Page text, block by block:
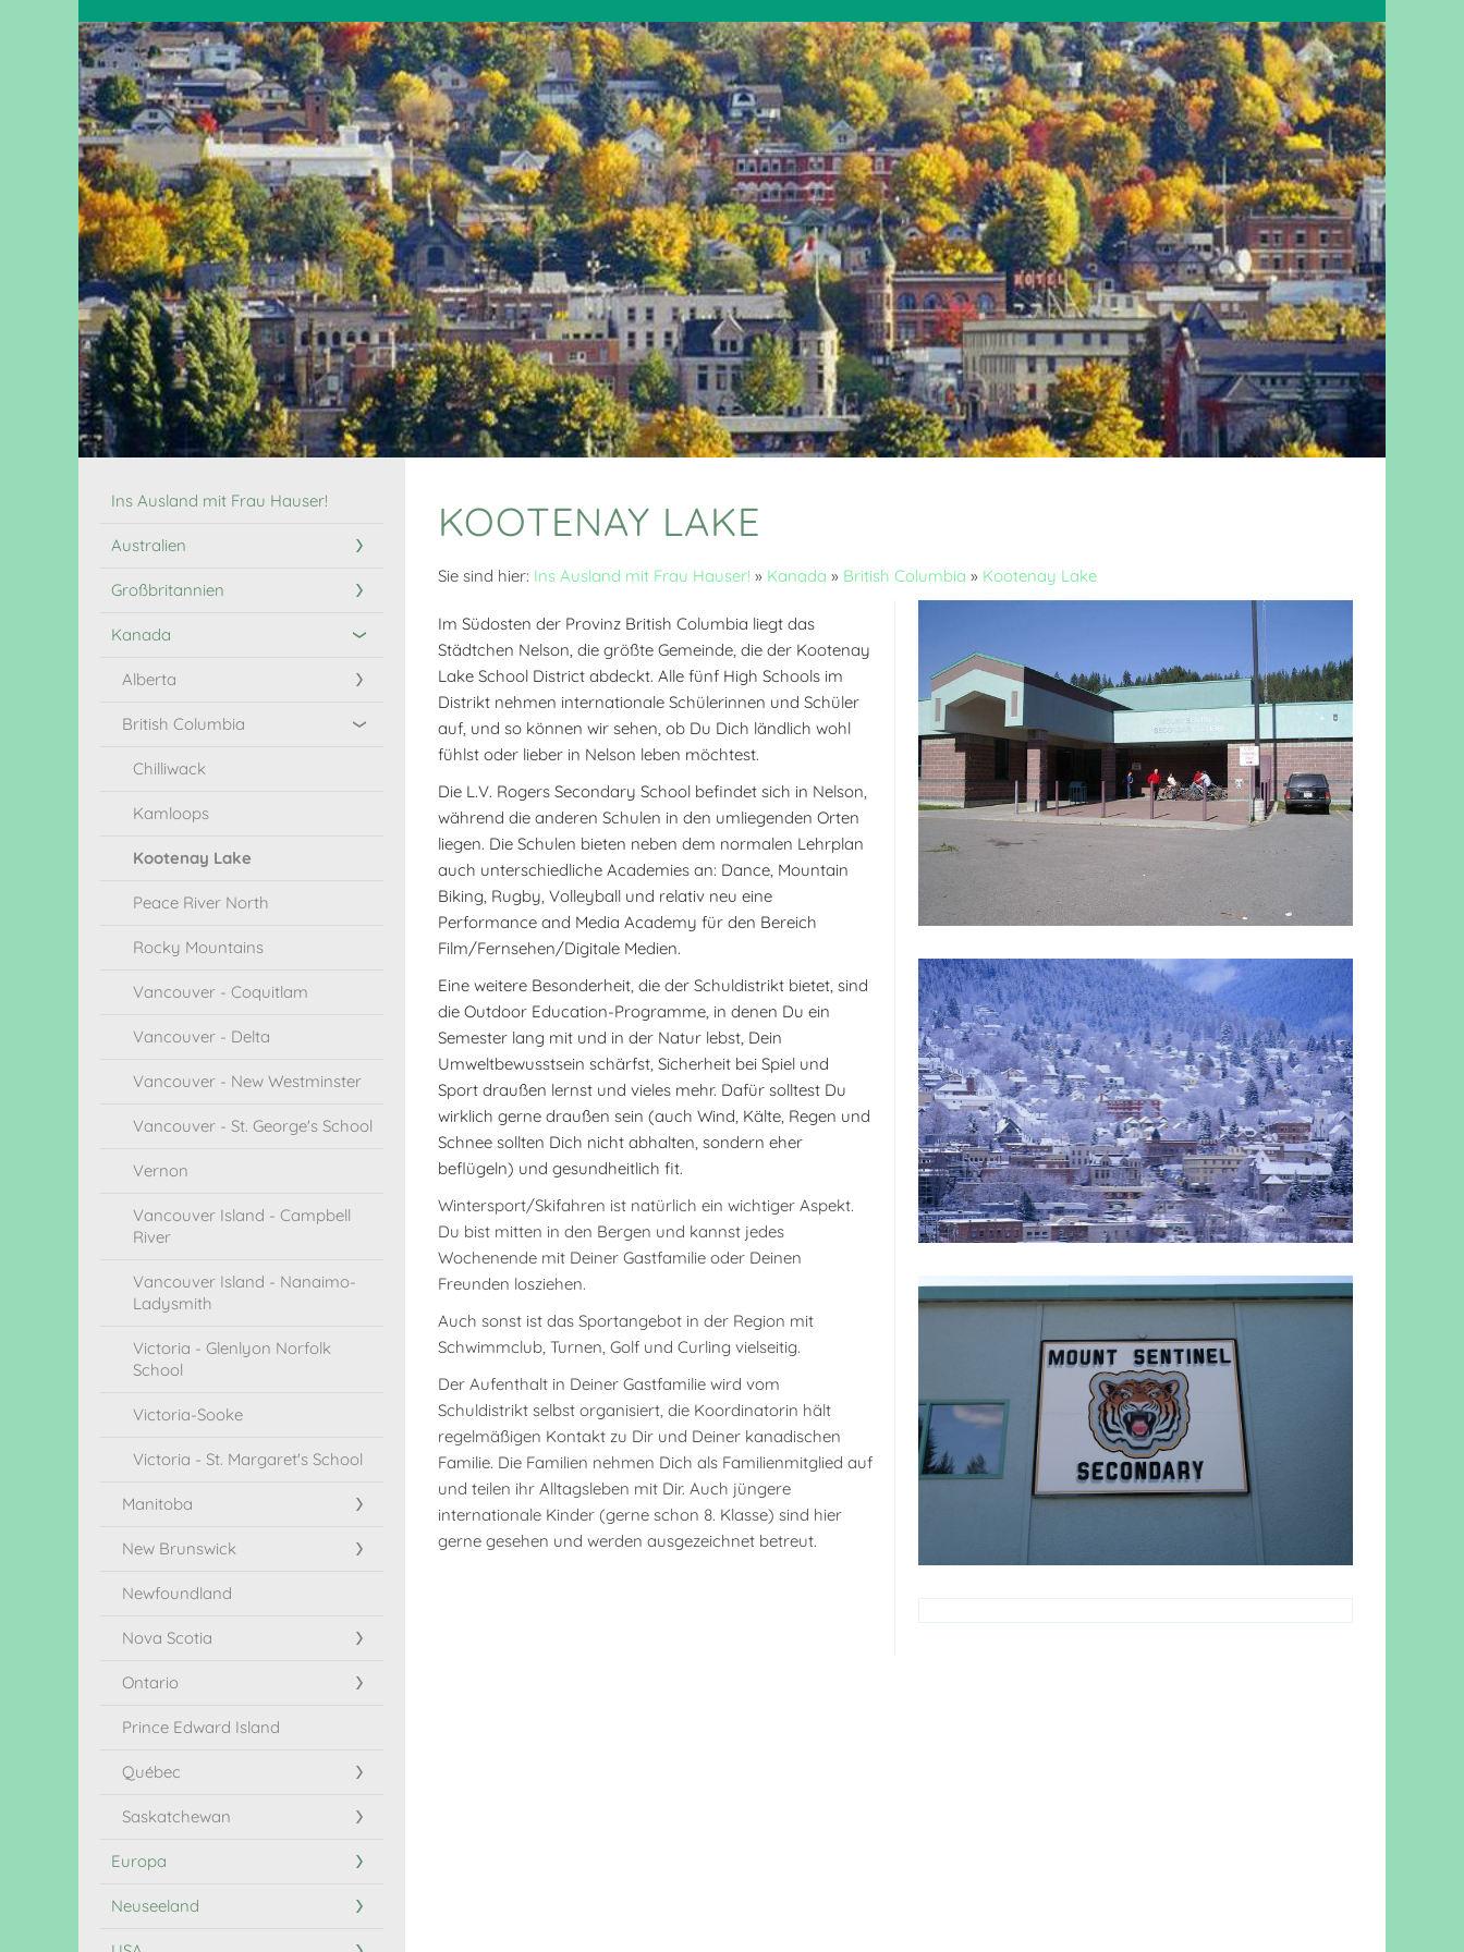
Ins Ausland mit Frau Hauser!
Australien
Großbritannien
Kanada
Alberta
British Columbia
Chilliwack
Kamloops
Kootenay Lake
Peace River North
Rocky Mountains
Vancouver - Coquitlam
Vancouver - Delta
Vancouver - New Westminster
Vancouver - St. George's School
Vernon
Vancouver Island - Campbell
River
Vancouver Island - Nanaimo-
Ladysmith
Victoria - Glenlyon Norfolk
School
Victoria-Sooke
Victoria - St. Margaret's School
Manitoba
New Brunswick
Newfoundland
Nova Scotia
Ontario
Prince Edward Island
Québec
Saskatchewan
Europa
Neuseeland
KOOTENAY LAKE
Sie sind hier: Ins Ausland mit Frau Hauser! » Kanada » British Columbia » Kootenay Lake
Im Südosten der Provinz British Columbia liegt das
Städtchen Nelson, die größte Gemeinde, die der Kootenay
Lake School District abdeckt. Alle fünf High Schools im
Distrikt nehmen internationale Schülerinnen und Schüler
auf, und so können wir sehen, ob Du Dich ländlich wohl
fühlst oder lieber in Nelson leben möchtest.
Die L.V. Rogers Secondary School befindet sich in Nelson,
während die anderen Schulen in den umliegenden Orten
liegen. Die Schulen bieten neben dem normalen Lehrplan
auch unterschiedliche Academies an: Dance, Mountain
Biking, Rugby, Volleyball und relativ neu eine
Performance and Media Academy für den Bereich
Film/Fernsehen/Digitale Medien.
Eine weitere Besonderheit, die der Schuldistrikt bietet, sind
die Outdoor Education-Programme, in denen Du ein
Semester lang mit und in der Natur lebst, Dein
Umweltbewusstsein schärfst, Sicherheit bei Spiel und
Sport draußen lernst und vieles mehr. Dafür solltest Du
wirklich gerne draußen sein (auch Wind, Kälte, Regen und
Schnee sollten Dich nicht abhalten, sondern eher
beflügeln) und gesundheitlich fit.
Wintersport/Skifahren ist natürlich ein wichtiger Aspekt.
Du bist mitten in den Bergen und kannst jedes
Wochenende mit Deiner Gastfamilie oder Deinen
Freunden losziehen.
Auch sonst ist das Sportangebot in der Region mit
Schwimmclub, Turnen, Golf und Curling vielseitig.
Der Aufenthalt in Deiner Gastfamilie wird vom
Schuldistrikt selbst organisiert, die Koordinatorin hält
regelmäßigen Kontakt zu Dir und Deiner kanadischen
Familie. Die Familien nehmen Dich als Familienmitglied auf
und teilen ihr Alltagsleben mit Dir. Auch jüngere
internationale Kinder (gerne schon 8. Klasse) sind hier
gerne gesehen und werden ausgezeichnet betreut.